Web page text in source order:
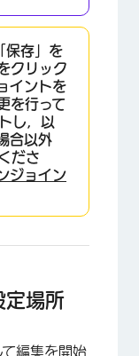
「保存」を
クリック
イントを
を行って
し，以
合以外
ださ
ジョイン
定場所
編集を開始